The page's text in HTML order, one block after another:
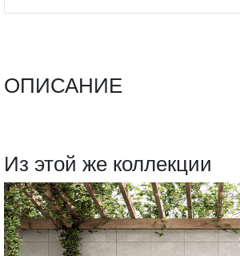
ОПИСАНИЕ
Из этой же коллекции